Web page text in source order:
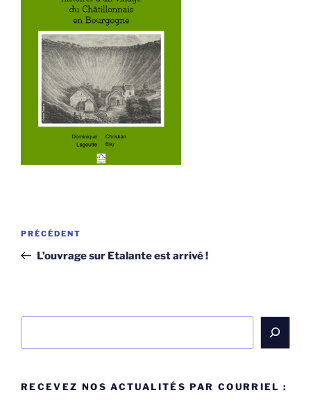
Navigation
l’article
Article
précédent
PRÉCÉDENT
L’ouvrage sur Etalante est arrivé !
RECEVEZ NOS ACTUALITÉS PAR COURRIEL :